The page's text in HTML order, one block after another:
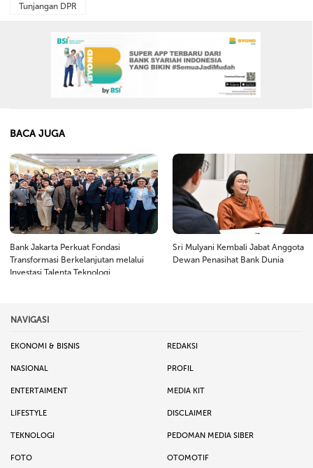
Tunjangan DPR
BACA JUGA
Bank Jakarta Perkuat Fondasi
Transformasi Berkelanjutan melalui
Investasi Talenta Teknologi
Sri Mulyani Kembali Jabat Anggota
Dewan Penasihat Bank Dunia
NAVIGASI
EKONOMI & BISNIS REDAKSI
NASIONAL PROFIL
ENTERTAIMENT MEDIA KIT
LIFESTYLE DISCLAIMER
TEKNOLOGI PEDOMAN MEDIA SIBER
FOTO OTOMOTIF